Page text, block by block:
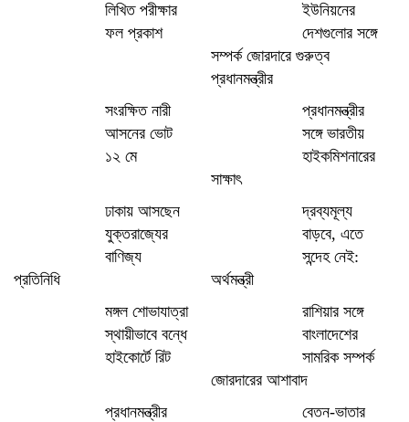
লিখিত পরীক্ষার
ফল প্রকাশ
ইউনিয়নের
দেশগুলোর সঙ্গে
সম্পর্ক জোরদারে গুরুত্ব
প্রধানমন্ত্রীর
সংরক্ষিত নারী
আসনের ভোট
১২ মে
প্রধানমন্ত্রীর
সঙ্গে ভারতীয়
হাইকমিশনারের
সাক্ষাৎ
ঢাকায় আসছেন
যুক্তরাজ্যের
বাণিজ্য
প্রতিনিধি
দ্রব্যমূল্য
বাড়বে, এতে
সন্দেহ নেই:
অর্থমন্ত্রী
মঙ্গল শোভাযাত্রা
স্থায়ীভাবে বন্ধে
হাইকোর্টে রিট
রাশিয়ার সঙ্গে
বাংলাদেশের
সামরিক সম্পর্ক
জোরদারের আশাবাদ
প্রধানমন্ত্রীর
বেতন-ভাতার